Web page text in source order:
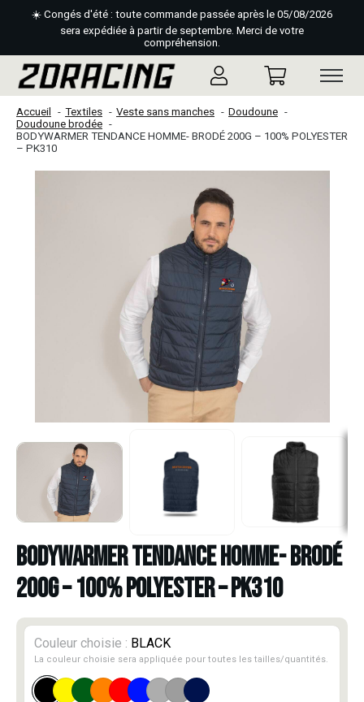
☀️ Congés d'été : toute commande passée après le 05/08/2026
sera expédiée à partir de septembre. Merci de votre
compréhension.
Accueil Textiles Veste sans manches
Doudoune
Doudoune brodée
BODYWARMER TENDANCE HOMME- BRODÉ 200G – 100% POLYESTER
– PK310
BODYWARMER TENDANCE HOMME- BRODÉ
200G – 100% POLYESTER – PK310
Couleur choisie : BLACK
La couleur choisie sera appliquée pour toutes les tailles/quantités.